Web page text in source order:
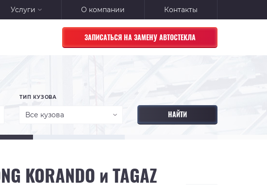
Услуги О компании Контакты
ЗАПИСАТЬСЯ НА ЗАМЕНУ АВТОСТЕКЛА
ТИП КУЗОВА
Все кузова
KORANDO и TAGAZ